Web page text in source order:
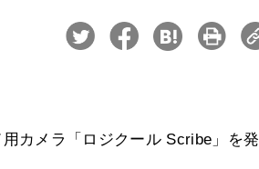
カメラ「ロジクール Scribe」を発